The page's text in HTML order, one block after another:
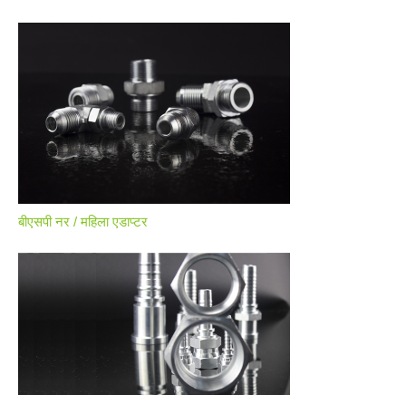
बीएसपी नर / महिला एडाप्टर